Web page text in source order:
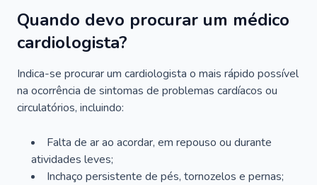
Quando devo procurar um médico
cardiologista?
Indica-se procurar um cardiologista o mais rápido possível
na ocorrência de sintomas de problemas cardíacos ou
circulatórios, incluindo:
Falta de ar ao acordar, em repouso ou durante
atividades leves;
Inchaço persistente de pés, tornozelos e pernas;